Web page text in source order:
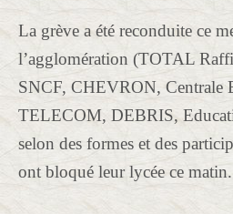
La grève a été reconduite ce
l’agglomération (TOTAL
SNCF, CHEVRON, Centrale
TELECOM, DEBRIS,
selon des formes et des
ont bloqué leur lycée ce matin.